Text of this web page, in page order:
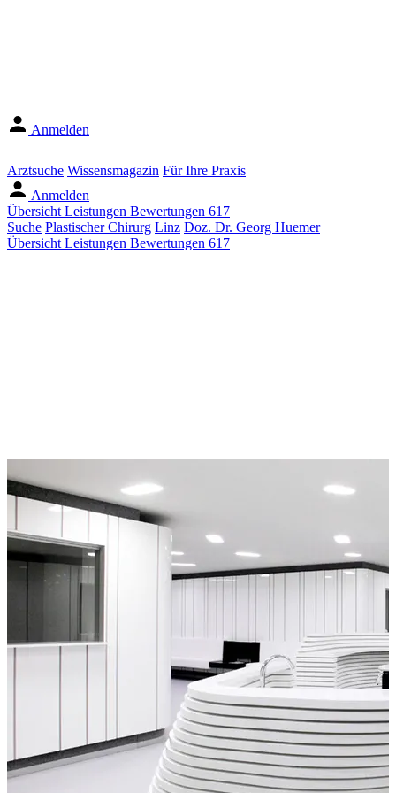
Anmelden
Arztsuche Wissensmagazin Für Ihre Praxis
Anmelden
Übersicht Leistungen Bewertungen 617
Suche Plastischer Chirurg Linz Doz. Dr. Georg Huemer
Übersicht Leistungen Bewertungen 617